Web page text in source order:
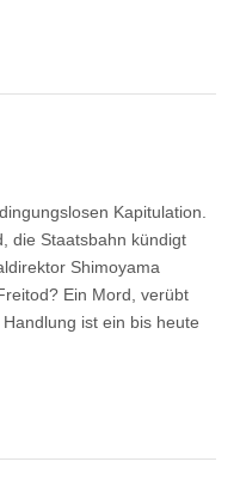
Kapitulation.
die Staatsbahn kündigt
Shimoyama
Ein Mord, verübt
ist ein bis heute